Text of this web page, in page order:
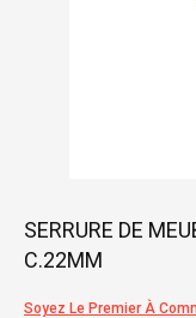
Skip
the
of
SERRURE DE
C.22MM
Soyez Le Premier À